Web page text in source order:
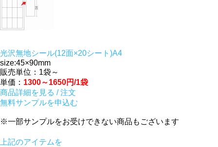
光沢無地シール(12面×20シート)A4
size:45×90mm
販売単位：1袋～
単価： 1300～1650円/1袋
商品詳細を見る / 注文
無料サンプルを申込む
※一部サンプルをお受けできない商品もございます
上記のアイテムを